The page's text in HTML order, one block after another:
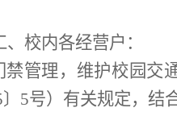
校内各经营户：
禁管理，维护校园交
〕 5号）有关规定，结